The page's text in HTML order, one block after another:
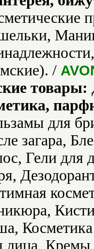
/
товары:
для
загара,
Гели для
лица,